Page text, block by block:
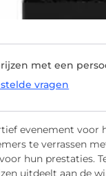
met een
vragen
evenement voor
te verrassen
hun prestaties.
uitdeelt aan de